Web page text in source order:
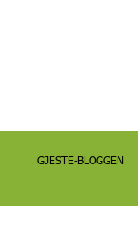
GJESTE-BLOGGEN